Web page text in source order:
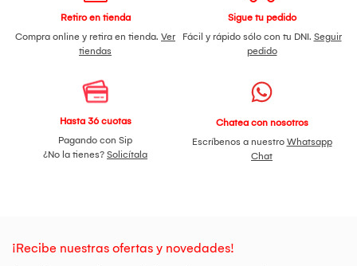
Retiro en tienda
Compra online y retira en tienda. Ver
tiendas
Sigue tu pedido
Fácil y rápido sólo con tu DNI. Seguir
pedido
Hasta 36 cuotas
Pagando con Sip
¿No la tienes? Solicítala
Chatea con nosotros
Escríbenos a nuestro Whatsapp
Chat
¡Recibe nuestras ofertas y novedades!